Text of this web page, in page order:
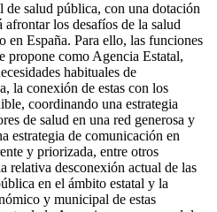
de salud pública, con una dotación
afrontar los desafíos de la salud
en España. Para ello, las funciones
propone como Agencia Estatal,
habituales de
la conexión de estas con los
coordinando una estrategia
de salud en una red generosa y
estrategia de comunicación en
y priorizada, entre otros
relativa desconexión actual de las
en el ámbito estatal y la
y municipal de estas